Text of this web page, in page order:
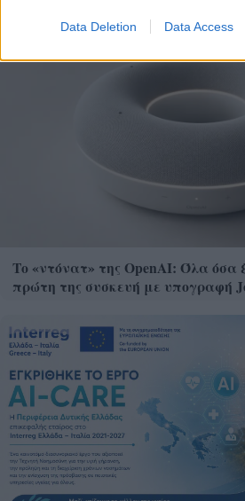
Data Deletion Data Access
Το «ντόνατ» της OpenAI: Όλα όσα
πρώτη της συσκευή με υπογραφή